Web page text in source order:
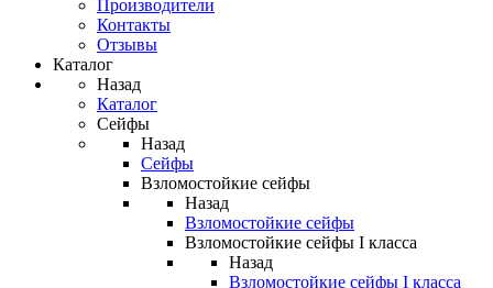
Производители
Контакты
Отзывы
Каталог
Назад
Каталог
Сейфы
Назад
Сейфы
Взломостойкие сейфы
Назад
Взломостойкие сейфы
Взломостойкие сейфы I класса
Назад
Взломостойкие сейфы I класса